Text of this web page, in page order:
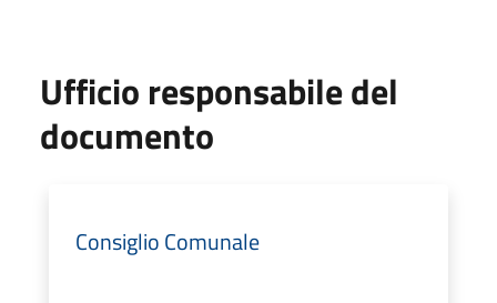
Ufficio responsabile del
documento
Consiglio Comunale